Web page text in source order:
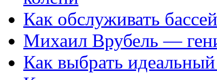
Как обслуживать
Михаил Врубель —
Как выбрать